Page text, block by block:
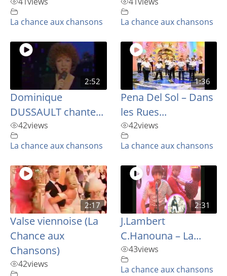
La chance aux chansons
La chance aux chansons
2:52
Dominique
DUSSAULT chante...
42views
La chance aux chansons
1:36
Pena Del Sol – Dans
les Rues...
42views
La chance aux chansons
2:17
Valse viennoise (La
Chance aux
Chansons)
42views
2:31
J.Lambert
C.Hanouna – La...
43views
La chance aux chansons